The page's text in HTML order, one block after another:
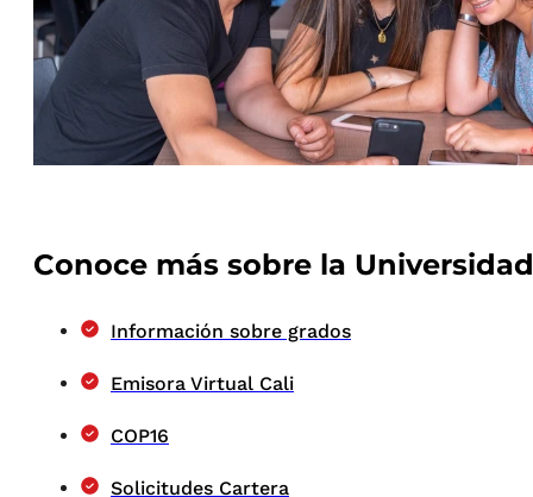
Conoce más sobre la
Información sobre grados
Emisora Virtual Cali
COP16
Solicitudes Cartera